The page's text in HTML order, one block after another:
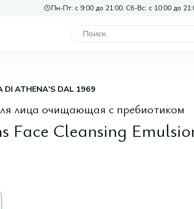
Пн-Пт: с 9:00 до 21:00. Сб-Вс: с 10:00 до
DI ATHENA'S DAL 1969
лица очищающая с пребиотиком
Face Cleansing